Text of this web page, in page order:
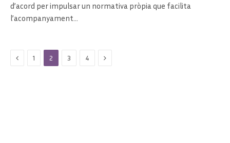
d’acord per impulsar un normativa pròpia que facilita
l’acompanyament…
Previous
1 2 3 4 Next